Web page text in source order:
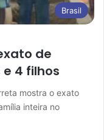
Brasil
de
4 filhos
mostra o exato
inteira no